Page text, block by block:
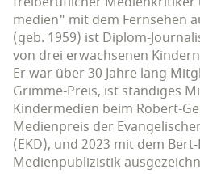
medien" mit dem Fernsehen
(geb. 1959) ist Diplom-
von drei erwachsenen
Er war über 30 Jahre lang
Grimme-Preis, ist ständiges
Kindermedien beim Robert-
Medienpreis der
(EKD), und 2023 mit dem
Medienpublizistik